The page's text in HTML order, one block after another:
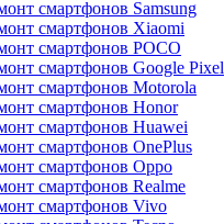
смартфонов Samsung
смартфонов Xiaomi
смартфонов POCO
смартфонов Google Pixel
смартфонов Motorola
смартфонов Honor
смартфонов Huawei
смартфонов OnePlus
смартфонов Oppo
смартфонов Realme
смартфонов Vivo